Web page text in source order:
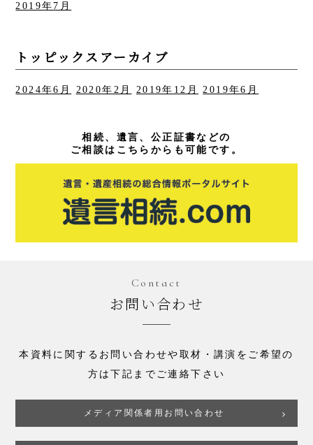
2019年7月
トッピックスアーカイブ
2024年6月 2020年2月 2019年12月 2019年6月
相続、遺言、公正証書などの
ご相談はこちらからも可能です。
Contact
お問い合わせ
本資料に関するお問い合わせや取材・講演をご希望の
方は下記までご連絡下さい
メディア関係者用お問い合わせ